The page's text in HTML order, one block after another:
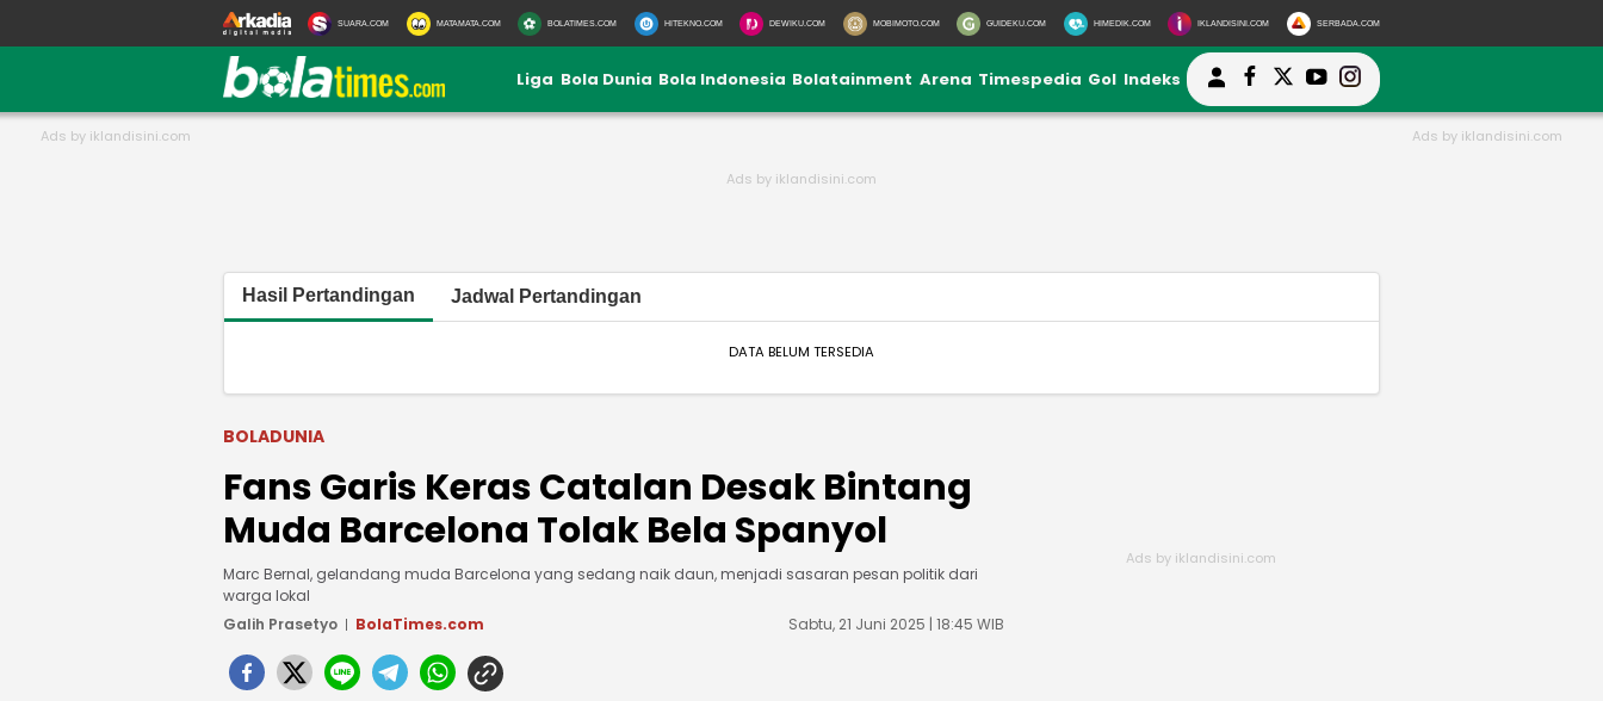
SUARA.COM MATAMATA.COM BOLATIMES.COM HITEKNO.COM DEWIKU.COM MOBIMOTO.COM GUIDEKU.COM HIMEDIK.COM IKLANDISINI.COM SERBADA.COM
Liga Bola Dunia Bola Indonesia Bolatainment Arena Timespedia Gol Indeks
Hasil Pertandingan Jadwal Pertandingan
DATA BELUM TERSEDIA
BOLADUNIA
Fans Garis Keras Catalan Desak Bintang
Muda Barcelona Tolak Bela Spanyol
Marc Bernal, gelandang muda Barcelona yang sedang naik daun, menjadi sasaran pesan politik dari
warga lokal
Galih Prasetyo
BolaTimes.com Sabtu, 21 Juni 2025 | 18:45 WIB